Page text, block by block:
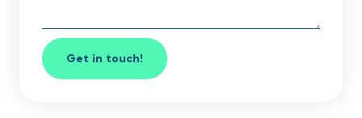
Get in touch!